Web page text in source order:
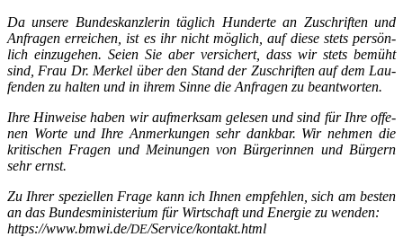
Da unse­re Bun­des­kanz­le­rin täg­lich Hun­der­te an Zuschrif­ten und
Anfra­gen errei­chen, ist es ihr nicht mög­lich, auf die­se stets per­sön­
lich ein­zu­ge­hen. Sei­en Sie aber ver­si­chert, dass wir stets bemüht
sind, Frau Dr. Mer­kel über den Stand der Zuschrif­ten auf dem Lau­
fen­den zu hal­ten und in ihrem Sin­ne die Anfra­gen zu beantworten.
Ihre Hin­wei­se haben wir auf­merk­sam gele­sen und sind für Ihre offe­
nen Wor­te und Ihre Anmer­kun­gen sehr dank­bar. Wir neh­men die
kri­ti­schen Fra­gen und Mei­nun­gen von Bür­ge­rin­nen und Bür­gern
sehr ernst.
Zu Ihrer spe­zi­el­len Fra­ge kann ich Ihnen emp­feh­len, sich am bes­ten
an das Bun­des­mi­nis­te­ri­um für Wirt­schaft und Ener­gie zu wen­den:
https://www.bmwi.de/DE/Service/kontakt.html